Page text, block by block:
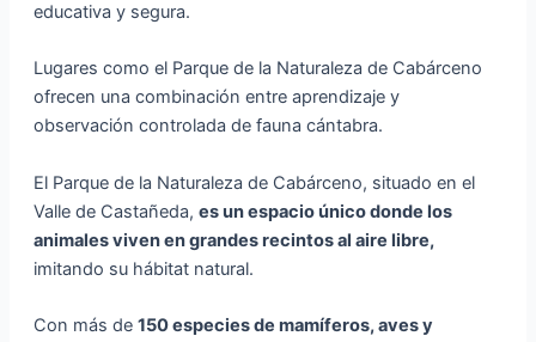
educativa y segura.
Lugares como el Parque de la Naturaleza de Cabárceno
ofrecen una combinación entre aprendizaje y
observación controlada de fauna cántabra.
El Parque de la Naturaleza de Cabárceno, situado en el
Valle de Castañeda, es un espacio único donde los
animales viven en grandes recintos al aire libre,
imitando su hábitat natural.
Con más de 150 especies de mamíferos, aves y